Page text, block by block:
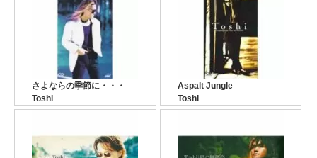
さよならの季節に・・・
Toshi
Aspalt Jungle
Toshi